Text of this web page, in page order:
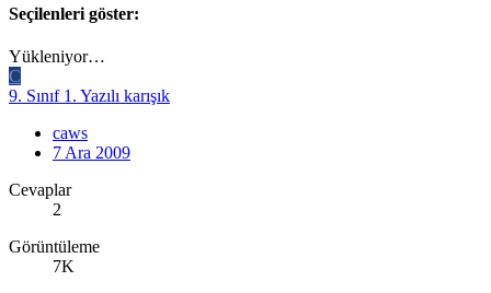
Seçilenleri göster:
Yükleniyor…
C
9. Sınıf 1. Yazılı karışık
caws
7 Ara 2009
Cevaplar
2
Görüntüleme
7K